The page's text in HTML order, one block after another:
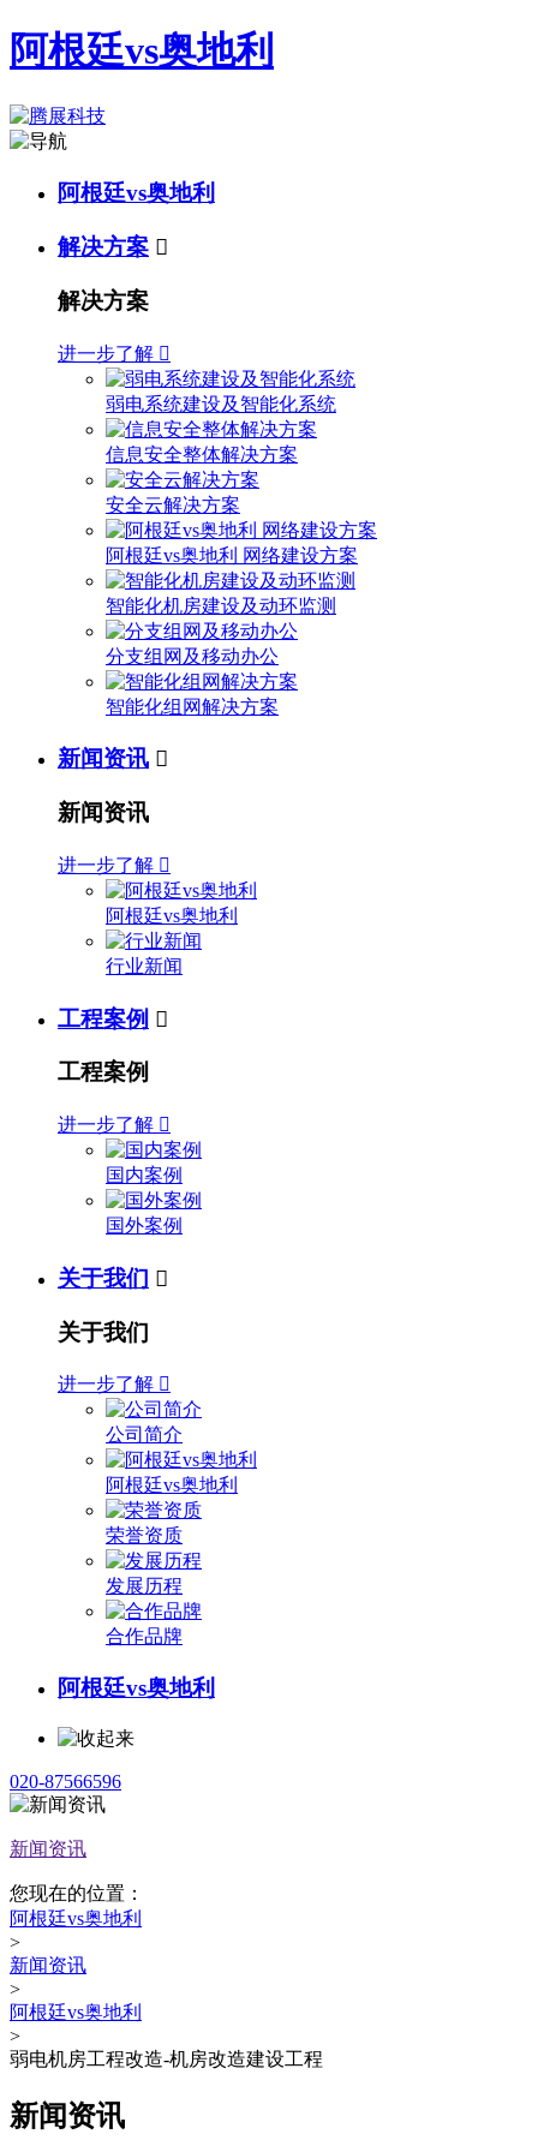
阿根廷vs奥地利
阿根廷vs奥地利
解决方案 
解决方案
进一步了解 
弱电系统建设及智能化系统
信息安全整体解决方案
安全云解决方案
阿根廷vs奥地利 网络建设方案
智能化机房建设及动环监测
分支组网及移动办公
智能化组网解决方案
新闻资讯 
新闻资讯
进一步了解 
阿根廷vs奥地利
行业新闻
工程案例 
工程案例
进一步了解 
国内案例
国外案例
关于我们 
关于我们
进一步了解 
公司简介
阿根廷vs奥地利
荣誉资质
发展历程
合作品牌
阿根廷vs奥地利
020-87566596
新闻资讯
您现在的位置：
阿根廷vs奥地利
>
新闻资讯
>
阿根廷vs奥地利
>
弱电机房工程改造-机房改造建设工程
新闻资讯